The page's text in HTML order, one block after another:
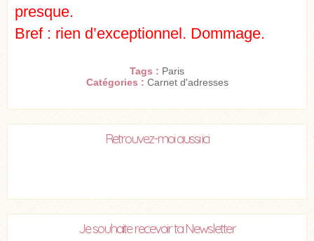
presque.
Bref : rien d’exceptionnel. Dommage.
Tags : Paris
Catégories : Carnet d'adresses
Retrouvez-moi aussi ici
Je souhaite recevoir ta Newsletter